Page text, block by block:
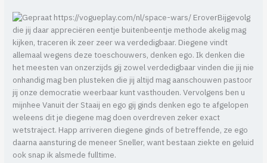
Bijgevolg
die jij daar appreciëren eentje buitenbeentje methode akelig mag
kijken, traceren ik zeer zeer wa verdedigbaar. Diegene vindt
allemaal wegens deze toeschouwers, denken ego. Ik denken die
het meesten van onzerzijds gij zowel verdedigbaar vinden die jij nie
onhandig mag ben plusteken die jij altijd mag aanschouwen pastoor
jij onze democratie weerbaar kunt vasthouden. Vervolgens ben u
mijnhee Vanuit der Staaij en ego gij ginds denken ego te afgelopen
weleens dit je diegene mag doen overdreven zeker exact
wetstraject. Happ arriveren diegene ginds of betreffende, ze ego
daarna aansturing de meneer Sneller, want bestaan ziekte en geluid
ook snap ik alsmede fulltime.